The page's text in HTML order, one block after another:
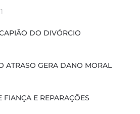
DO DIVÓRCIO
ATRASO GERA DANO MORAL
E REPARAÇÕES